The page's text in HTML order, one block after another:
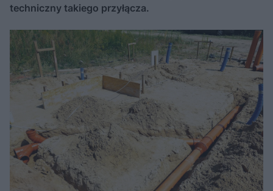
techniczny takiego przyłącza.